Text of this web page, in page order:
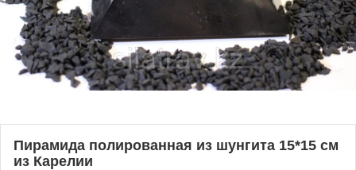
Пирамида полированная из шунгита 15*15 см
из Карелии